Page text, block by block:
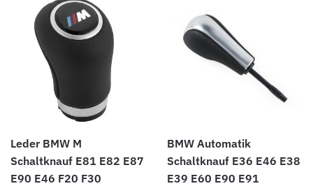
Optionen
können
Produktseite
werden
Varianten
Optionen
gewählt
werden
Leder BMW M
Schaltknauf E81 E82 E87
E90 E46 F20 F30
BMW Automatik
Schaltknauf E36 E46 E38
E39 E60 E90 E91